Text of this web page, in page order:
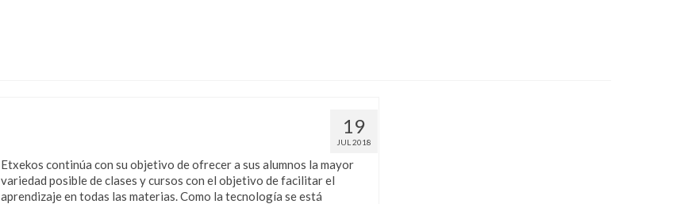
19
JUL 2018
Etxekos continúa con su objetivo de ofrecer a sus alumnos la mayor
variedad posible de clases y cursos con el objetivo de facilitar el
aprendizaje en todas las materias. Como la tecnología se está